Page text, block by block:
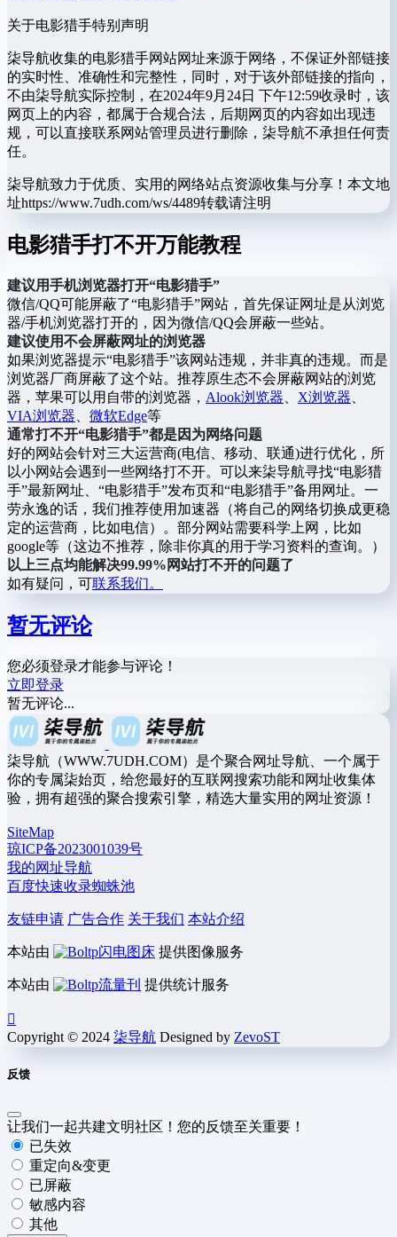
关于电影猎手特别声明
柒导航收集的电影猎手网站网址来源于网络，不保证外部链接
的实时性、准确性和完整性，同时，对于该外部链接的指向，
不由柒导航实际控制，在2024年9月24日 下午12:59收录时，该
网页上的内容，都属于合规合法，后期网页的内容如出现违
规，可以直接联系网站管理员进行删除，柒导航不承担任何责
任。
柒导航致力于优质、实用的网络站点资源收集与分享！ 本文地
址https://www.7udh.com/ws/4489转载请注明
电影猎手打不开万能教程
建议用手机浏览器打开“电影猎手”
微信/QQ可能屏蔽了“电影猎手”网站，首先保证网址是从浏览
器/手机浏览器打开的，因为微信/QQ会屏蔽一些站。
建议使用不会屏蔽网址的浏览器
如果浏览器提示“电影猎手”该网站违规，并非真的违规。而是
浏览器厂商屏蔽了这个站。推荐原生态不会屏蔽网站的浏览
器，苹果可以用自带的浏览器， Alook浏览器 X浏览器
VIA浏览器
微软Edge等
通常打不开“电影猎手”都是因为网络问题
好的网站会针对三大运营商(电信、移动、联通)进行优化，所
以小网站会遇到一些网络打不开。可以来柒导航寻找“电影猎
手”最新网址、“电影猎手”发布页和“电影猎手”备用网址。一
劳永逸的话，我们推荐使用加速器（将自己的网络切换成更稳
定的运营商，比如电信）。部分网站需要科学上网，比如
google等（这边不推荐，除非你真的用于学习资料的查询。）
以上三点均能解决99.99%网站打不开的问题了
如有疑问，可联系我们。
暂无评论
您必须登录才能参与评论！
立即登录
暂无评论...
柒导航（WWW.7UDH.COM）是个聚合网址导航、一个属于
你的专属柒始页，给您最好的互联网搜索功能和网址收集体
验，拥有超强的聚合搜索引擎，精选大量实用的网址资源！
SiteMap
琼ICP备2023001039号
我的网址导航
百度快速收录蜘蛛池
友链申请 广告合作 关于我们 本站介绍
本站由 闪电图床 提供图像服务
本站由 流量刊 提供统计服务
Copyright © 2024 柒导航 Designed by ZevoST
反馈
让我们一起共建文明社区！您的反馈至关重要！
已失效
重定向&变更
已屏蔽
敏感内容
其他